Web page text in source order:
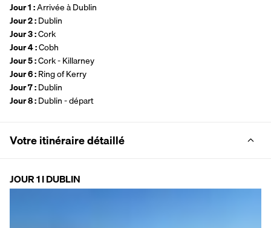
Jour 1 : Arrivée à Dublin
Jour 2 : Dublin
Jour 3 : Cork
Jour 4 : Cobh
Jour 5 : Cork - Killarney
Jour 6 : Ring of Kerry
Jour 7 : Dublin
Jour 8 : Dublin - départ
Votre itinéraire détaillé
JOUR 1 I DUBLIN